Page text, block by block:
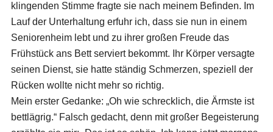
klingenden Stimme fragte sie nach meinem Befinden. Im
Lauf der Unterhaltung erfuhr ich, dass sie nun in einem
Seniorenheim lebt und zu ihrer großen Freude das
Frühstück ans Bett serviert bekommt. Ihr Körper versagte
seinen Dienst, sie hatte ständig Schmerzen, speziell der
Rücken wollte nicht mehr so richtig.
Mein erster Gedanke: „Oh wie schrecklich, die Ärmste ist
bettlägrig.“ Falsch gedacht, denn mit großer Begeisterung